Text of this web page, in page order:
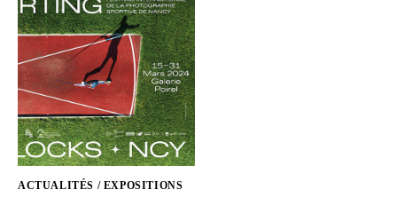
ACTUALITÉS / EXPOSITIONS